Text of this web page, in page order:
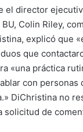
el director
Colin Riley,
explicó que
que
«una práctica
con personas
DiChristina no
solicitud de